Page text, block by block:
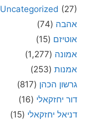
Uncategorized (27)
אהבה (74)
אוטיזם (15)
אמונה (1,277)
אמנות (253)
גרשון הכהן (817)
דור יחזקאלי (16)
דניאל יחזקאלי (15)